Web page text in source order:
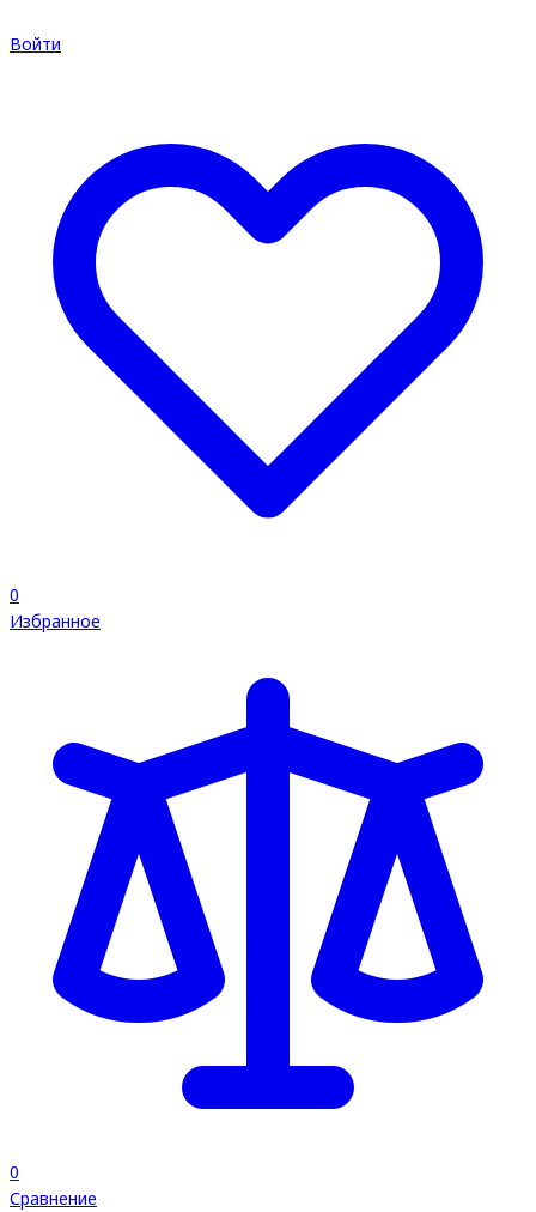
Войти
0
Избранное
0
Сравнение